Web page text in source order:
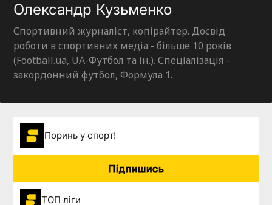
Олександр Кузьменко
Спортивний журналіст, копірайтер. Досвід
роботи в спортивних медіа - більше 10 років
(Football.ua, UA-Футбол та ін.). Спеціалізація -
закордонний футбол, Формула 1.
Поринь у спорт!
Підпишись
ТОП ліги